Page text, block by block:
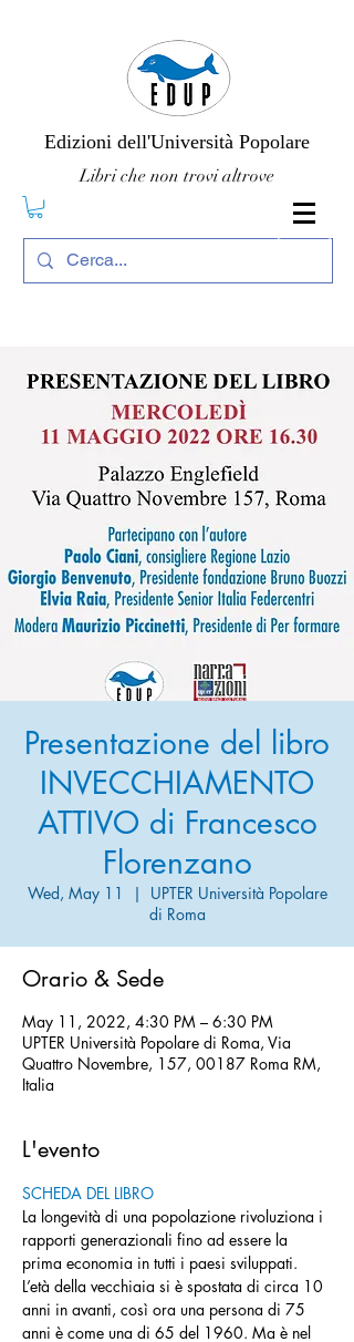
Edizioni dell'Università Popolare
Libri che non trovi altrove
Presentazione del libro
INVECCHIAMENTO
ATTIVO di Francesco
Florenzano
Wed, May 11
  |
UPTER Università Popolare
di Roma
Orario & Sede
May 11, 2022, 4:30 PM – 6:30 PM
UPTER Università Popolare di Roma, Via
Quattro Novembre, 157, 00187 Roma RM,
Italia
L'evento
SCHEDA DEL LIBRO
La longevità di una popolazione rivoluziona i
rapporti generazionali fino ad essere la
prima economia in tutti i paesi sviluppati.
L’età della vecchiaia si è spostata di circa 10
anni in avanti, così ora una persona di 75
anni è come una di 65 del 1960. Ma è nel